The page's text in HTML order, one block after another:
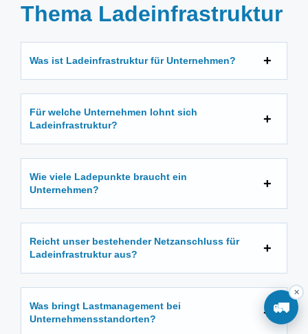
Thema Ladeinfrastruktur
Was ist Ladeinfrastruktur für Unternehmen?
Für welche Unternehmen lohnt sich
Ladeinfrastruktur?
Wie viele Ladepunkte braucht ein
Unternehmen?
Reicht unser bestehender Netzanschluss für
Ladeinfrastruktur aus?
Was bringt Lastmanagement bei
Unternehmensstandorten?
✕
🚛